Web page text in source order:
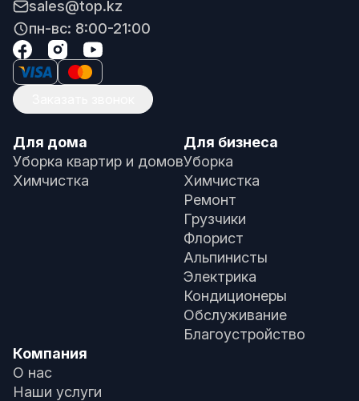
sales@top.kz
пн-вс: 8:00-21:00
Для дома
Уборка квартир и домов
Химчистка
Для бизнеса
Уборка
Химчистка
Ремонт
Грузчики
Флорист
Альпинисты
Электрика
Кондиционеры
Обслуживание
Благоустройство
Компания
О нас
Наши услуги